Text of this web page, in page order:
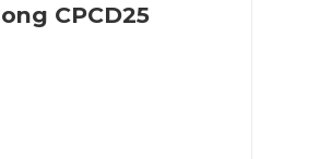
CPCD25